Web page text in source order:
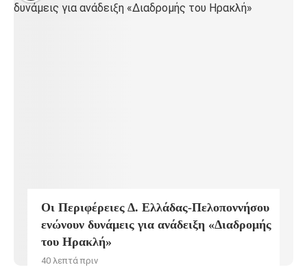
Οι Περιφέρειες Δ. Ελλάδας-Πελοποννήσου
ενώνουν δυνάμεις για ανάδειξη «Διαδρομής
του Ηρακλή»
40 λεπτά πριν